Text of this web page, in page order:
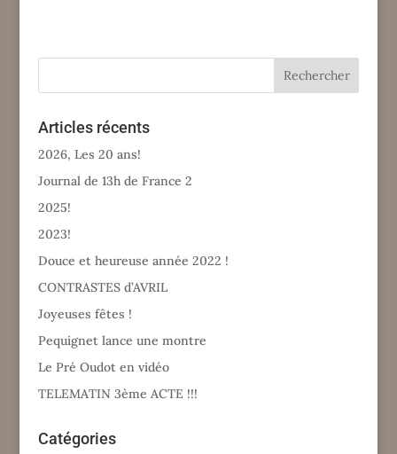
Articles récents
2026, Les 20 ans!
Journal de 13h de France 2
2025!
2023!
Douce et heureuse année 2022 !
CONTRASTES d’AVRIL
Joyeuses fêtes !
Pequignet lance une montre
Le Pré Oudot en vidéo
TELEMATIN 3ème ACTE !!!
Catégories